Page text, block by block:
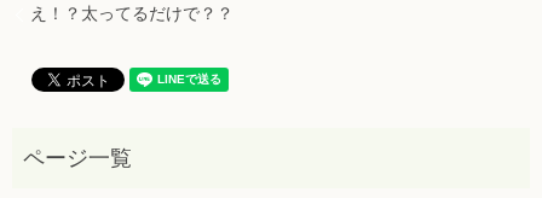
え！？太ってるだけで？？